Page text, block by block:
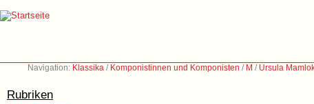
Navigation: Klassika / Komponistinnen und Komponisten / M / Ursula
Rubriken